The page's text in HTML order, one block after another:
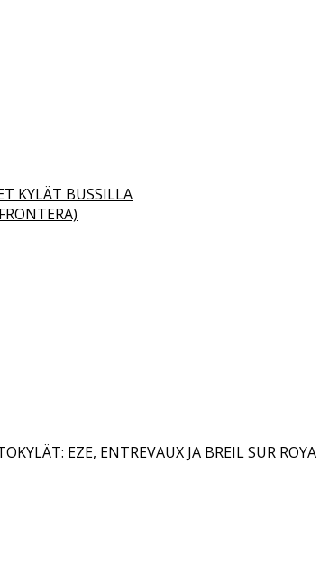
KYLÄT BUSSILLA
EZE, ENTREVAUX JA BREIL SUR ROYA